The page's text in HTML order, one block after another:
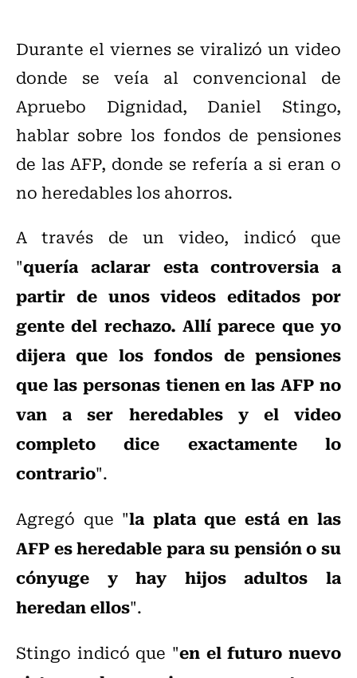
Durante el viernes se viralizó un video
donde se veía al convencional de
Apruebo Dignidad, Daniel Stingo,
hablar sobre los fondos de pensiones
de las AFP, donde se refería a si eran o
no heredables los ahorros.
A través de un video, indicó que
"quería aclarar esta controversia a
partir de unos videos editados por
gente del rechazo. Allí parece que yo
dijera que los fondos de pensiones
que las personas tienen en las AFP no
van a ser heredables y el video
completo dice exactamente lo
contrario".
Agregó que "la plata que está en las
AFP es heredable para su pensión o su
cónyuge y hay hijos adultos la
heredan ellos".
Stingo indicó que "en el futuro nuevo